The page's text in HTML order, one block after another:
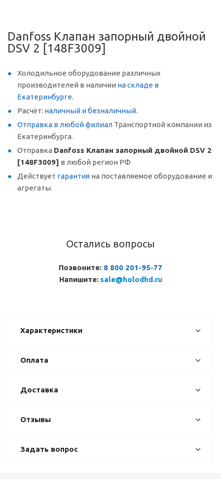
Danfoss Клапан запорный двойной
DSV 2 [148F3009]
Холодильное оборудование различных
производителей в наличии на складе в
Екатеринбурге.
Расчёт: наличный и безналичный.
Отправка в любой филиал Транспортной компании из
Екатеринбурга.
Отправка Danfoss Клапан запорный двойной DSV 2
[148F3009] в любой регион РФ
Действует гарантия на поставляемое оборудование и
агрегаты.
Остались вопросы
Позвоните: 8 800 201-95-77
Напишите: sale@holodhd.ru
Характеристики
Оплата
Доставка
Отзывы
Задать вопрос